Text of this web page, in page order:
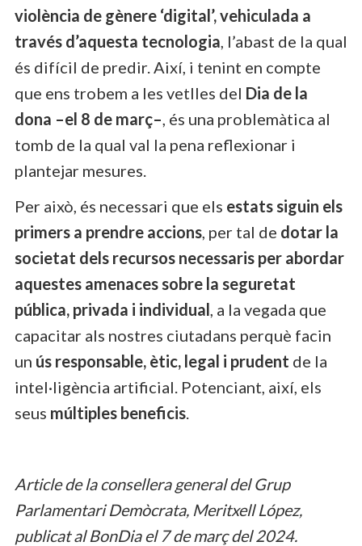
violència de gènere ‘digital’, vehiculada a
través d’aquesta tecnologia, l’abast de la qual
és difícil de predir. Així, i tenint en compte
que ens trobem a les vetlles del Dia de la
dona –el 8 de març–, és una problemàtica al
tomb de la qual val la pena reflexionar i
plantejar mesures.
Per això, és necessari que els estats siguin els
primers a prendre accions, per tal de dotar la
societat dels recursos necessaris per abordar
aquestes amenaces sobre la seguretat
pública, privada i individual, a la vegada que
capacitar als nostres ciutadans perquè facin
un ús responsable, ètic, legal i prudent de la
intel·ligència artificial. Potenciant, així, els
seus múltiples beneficis.
Article de la consellera general del Grup
Parlamentari Demòcrata, Meritxell López,
publicat al BonDia el 7 de març del 2024.